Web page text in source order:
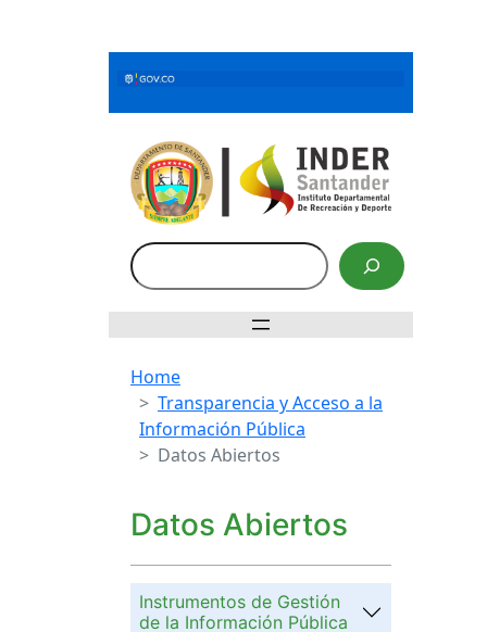
contenido
Buscar
Home
Transparencia y Acceso a la
Información Pública
Datos Abiertos
Datos Abiertos
Instrumentos de Gestión
de la Información Pública